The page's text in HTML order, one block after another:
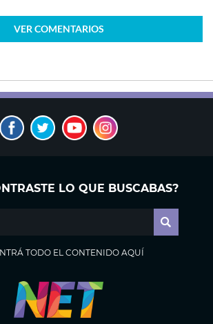
VER COMENTARIOS
LO QUE BUSCABAS?
TODO EL CONTENIDO AQUÍ